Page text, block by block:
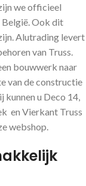
we officieel
België. Ook dit
Alutrading levert
van Truss.
bouwwerk naar
van de constructie
kunnen u Deco 14,
en Vierkant Truss
webshop.